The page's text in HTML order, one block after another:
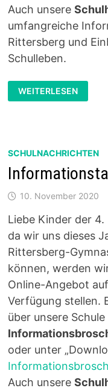
Auch unsere
umfangreiche
Rittersberg und
Schulleben.
INFORMATIONSTAG:
ONLINE-
ANGEBOTE
WEITERLESEN
SCHULNACHRICHTEN
10. November 2020
Liebe Kinder der 4.
da wir uns dieses
Rittersberg-
können, werden
Online-Angebot
Verfügung stellen.
über unsere
oder unter
Auch unsere